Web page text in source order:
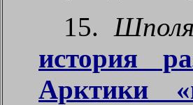
15.
история
Арктики